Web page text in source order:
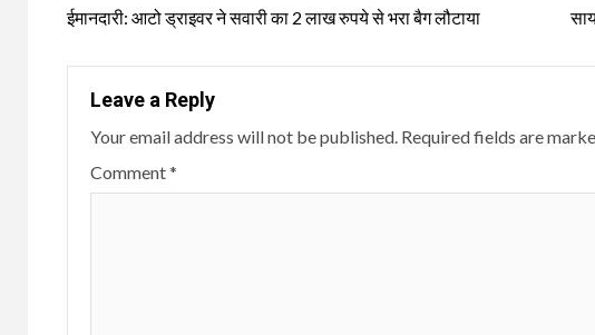
Reading
ईमानदारी: आटो ड्राइवर ने सवारी का 2 लाख रुपये से भरा बैग लौटाया
Leave a Reply
Your email address will not be published. Required fields are
Comment*